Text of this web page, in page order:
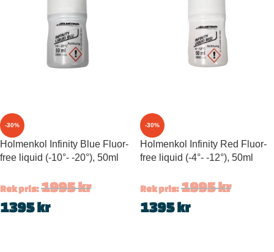
-30%
Holmenkol Infinity Blue Fluor-
free liquid (-10°- -20°), 50ml
Rek pris: 1995kr
1395kr
-30%
Holmenkol Infinity Red Fluor-
free liquid (-4°- -12°), 50ml
Rek pris: 1995kr
1395kr